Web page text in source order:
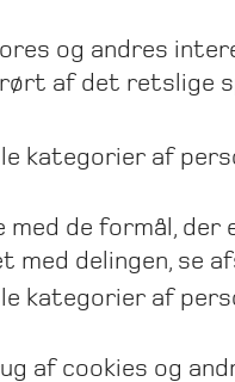
og andres
af det retslige
kategorier af
de formål,
delingen, se
kategorier af
af cookies og